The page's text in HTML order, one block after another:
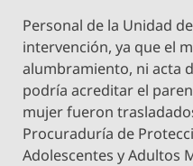
Personal de la Unidad
intervención, ya que el
alumbramiento, ni acta
podría acreditar el
mujer fueron
Procuraduría de
Adolescentes y Adultos